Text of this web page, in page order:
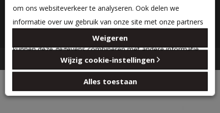
0 product(en) - €0,00
Koudschuim HR55 25 cm dik Bamboo
om ons websiteverkeer te analyseren. Ook delen we
informatie over uw gebruik van onze site met onze partners
voor social media, adverteren en analyse. Deze partners
kunnen deze gegevens combineren met andere informatie
die u aan ze heeft verstrekt of die ze hebben verzameld op
basis van uw gebruik van hun services.
Weigeren
Wijzig cookie-instellingen
Alles toestaan